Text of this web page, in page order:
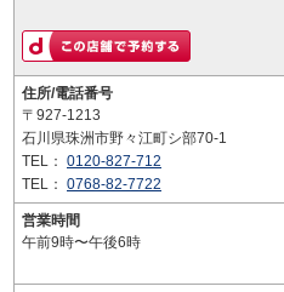
住所/電話番号
〒927-1213
石川県珠洲市野々江町シ部70-1
TEL： 0120-827-712
TEL： 0768-82-7722
営業時間
午前9時〜午後6時